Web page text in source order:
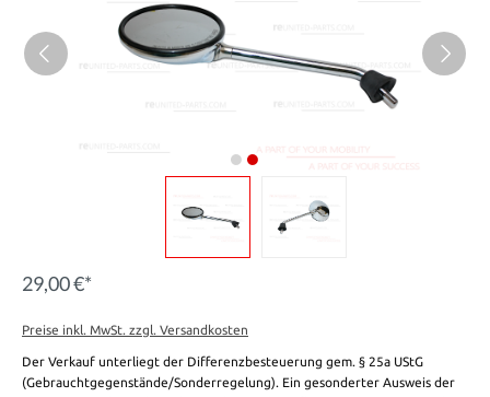
29,00 €*
Preise inkl. MwSt. zzgl. Versandkosten
Der Verkauf unterliegt der Differenzbesteuerung gem. § 25a UStG
(Gebrauchtgegenstände/Sonderregelung). Ein gesonderter Ausweis der